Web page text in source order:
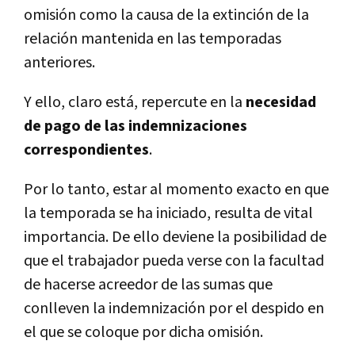
omisión como la causa de la extinción de la
relación mantenida en las temporadas
anteriores.
Y ello, claro está, repercute en la necesidad
de pago de las indemnizaciones
correspondientes.
Por lo tanto, estar al momento exacto en que
la temporada se ha iniciado, resulta de vital
importancia. De ello deviene la posibilidad de
que el trabajador pueda verse con la facultad
de hacerse acreedor de las sumas que
conlleven la indemnización por el despido en
el que se coloque por dicha omisión.